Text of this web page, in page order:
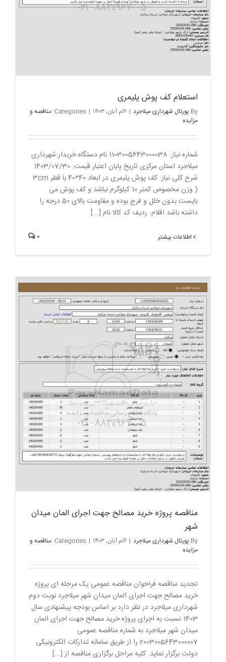
استعلام کف پوش پلیمری
By پورتال شهرداری میلاجرد | ۶ام آبان, ۱۴۰۳ |
Categories: مناقصه و
مزایده
شماره نیاز: 1103005643000038 نام دستگاه خریدار:شهرداری
میلاجرد استان مرکزی تاریخ پایان اعتبار قیمت: 1403/07/30
شرح کلی نیاز: کف پوش پلیمری در ابعاد 40*40 با قطر 3cm
( وزن مخصوص کمتر 10 کیلوگرم نباشد و کف پوش می
بایست بدون خلل و فرج بوده و مقاومت بالای 50 درجه را
داشته باشد اقلام: رديف کد کالا نام [...]
اطلاعات بیشتر 0
مناقصه پروژه خرید مصالح جهت اجرای المان میدان
شهر
By پورتال شهرداری میلاجرد | ۶ام آبان, ۱۴۰۳ |
Categories: مناقصه و
مزایده
تجدید مناقصه فراخوان مناقصه عمومی یک مرحله ای پروژه
خرید مصالح جهت اجرای المان میدان شهر میلاجرد نوبت دوم
شهرداری میلاجرد در نظر دارد بر اساس بودجه پیشنهادی سال
1403 نسبت به اجرای پروژه خرید مصالح جهت اجرای المان
میدان شهر میلاجرد به شماره مناقصه عمومی
2003005643000007 را از طریق سامانه تدارکات الکترونیکی
دولت برگزار نماید. کلیه مراحل برگزاری مناقصه از [...]